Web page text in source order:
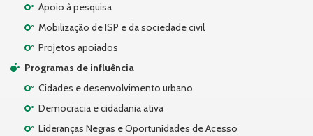
Apoio à pesquisa
Mobilização de ISP e da sociedade civil
Projetos apoiados
Programas de influência
Cidades e desenvolvimento urbano
Democracia e cidadania ativa
Lideranças Negras e Oportunidades de Acesso